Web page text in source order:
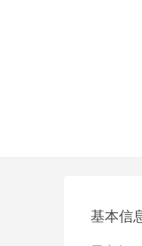
基本信